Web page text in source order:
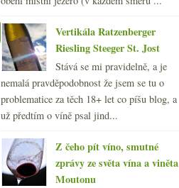
Vertikála Ratzenberger
Riesling Steeger St. Jost
Stává se mi pravidelně, a je
nemalá pravděpodobnost že jsem se tu o
problematice za těch 18+ let co píšu blog, a
už předtím o víně psal jind...
Z čeho pít víno, smutné
zprávy ze světa vína a viněta
Moutonu